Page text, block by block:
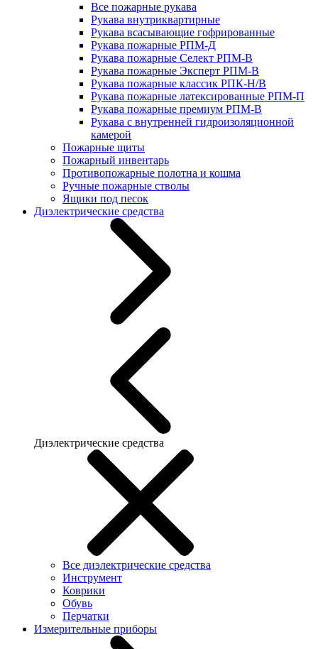
Все пожарные рукава
Рукава внутриквартирные
Рукава всасывающие гофрированные
Рукава пожарные РПМ-Д
Рукава пожарные Селект РПМ-В
Рукава пожарные Эксперт РПМ-В
Рукава пожарные классик РПК-Н/В
Рукава пожарные латексированные РПМ-П
Рукава пожарные премиум РПМ-В
Рукава с внутренней гидроизоляционной
камерой
Пожарные щиты
Пожарный инвентарь
Противопожарные полотна и кошма
Ручные пожарные стволы
Ящики под песок
Диэлектрические средства
Диэлектрические средства
Все диэлектрические средства
Инструмент
Коврики
Обувь
Перчатки
Измерительные приборы